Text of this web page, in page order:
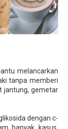
melancarkan
tanpa memberi
jantung, gemetar
dengan c-